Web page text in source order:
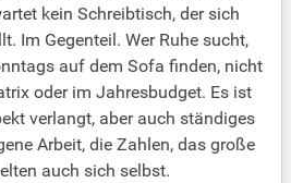
kein Schreibtisch, der sich
Im Gegenteil. Wer Ruhe sucht,
auf dem Sofa finden, nicht
oder im Jahresbudget. Es ist
verlangt, aber auch ständiges
Arbeit, die Zahlen, das große
auch sich selbst.